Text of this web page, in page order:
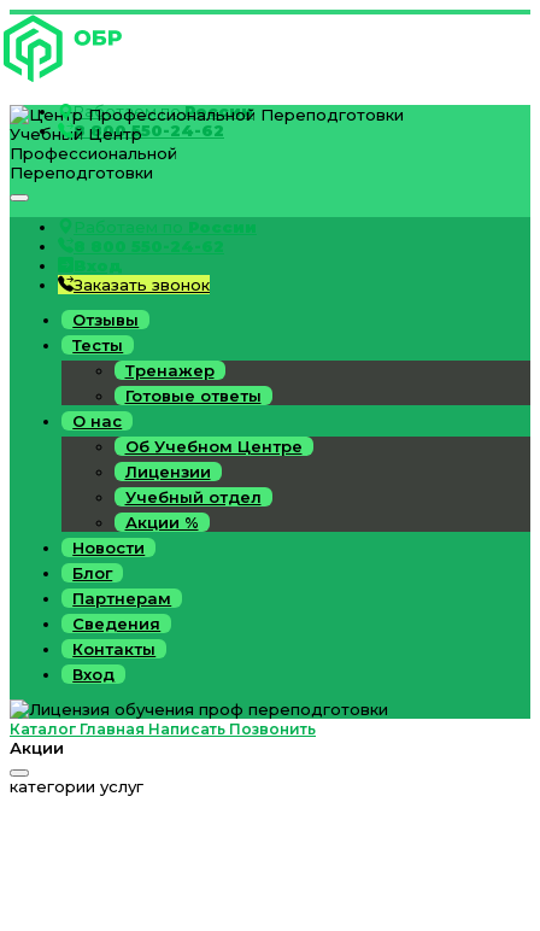
Работаем поРоссии
8 800 550-24-62
Учебный Центр
Профессиональной
Переподготовки
Работаем по России
8 800 550-24-62
Вход
Заказать звонок
Отзывы
Тесты
Тренажер
Готовые ответы
О нас
Об Учебном Центре
Лицензии
Учебный отдел
Акции %
Новости
Блог
Партнерам
Сведения
Контакты
Вход
Каталог Главная Написать Позвонить
Акции
категории услуг